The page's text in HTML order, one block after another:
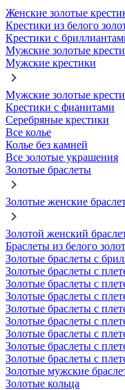
Женские золотые
Крестики из белого
Крестики с
Мужские золотые
Мужские крестики
Мужские золотые
Крестики с фианитами
Серебряные крестики
Все колье
Колье без камней
Все золотые украшения
Золотые браслеты
Золотые женские
Золотой женский
Браслеты из белого
Золотые браслеты с
Золотые браслеты с
Золотые браслеты с
Золотые браслеты с
Золотые браслеты с
Золотые браслеты с
Золотые браслеты с
Золотые браслеты с
Золотые браслеты с
Золотые мужские
Золотые кольца